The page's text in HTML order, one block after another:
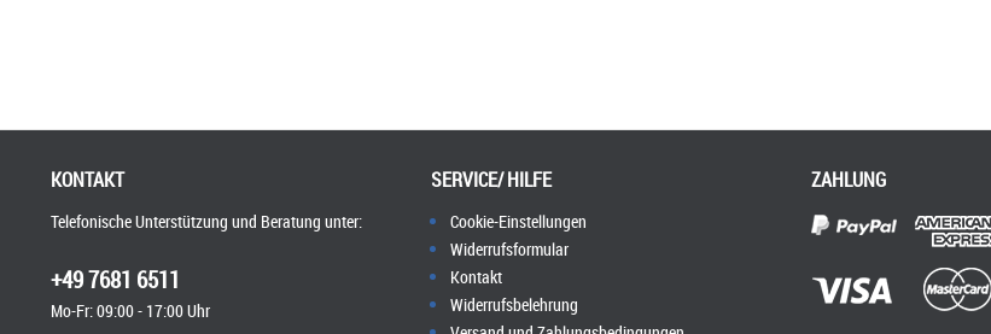
KONTAKT
Telefonische Unterstützung und Beratung unter:
+49 7681 6511
Mo-Fr: 09:00 - 17:00 Uhr
SERVICE/ HILFE
Cookie-Einstellungen
Widerrufsformular
Kontakt
Widerrufsbelehrung
ZAHLUNG